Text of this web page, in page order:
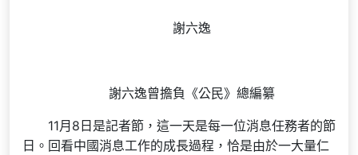
謝六逸
謝六逸曾擔負《公民》總編纂
11月8日是記者節，這一天是每一位消息任務者的節
日。回看中國消息工作的成長過程，恰是由於一大量仁